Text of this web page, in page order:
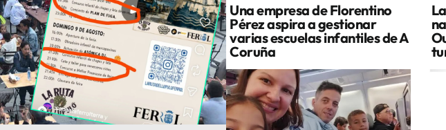
Una empresa de Florentino
Pérez aspira a gestionar
varias escuelas infantiles de A
Coruña